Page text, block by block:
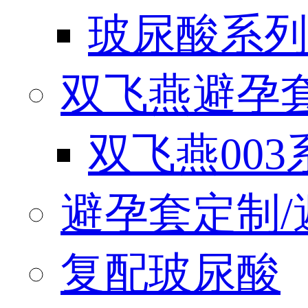
玻尿酸系列
双飞燕避孕
双飞燕003
避孕套定制/
复配玻尿酸